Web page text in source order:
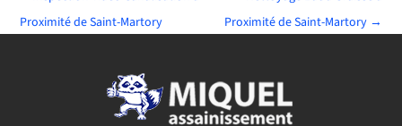
Proximité de Saint-Martory
Proximité de Saint-Martory →